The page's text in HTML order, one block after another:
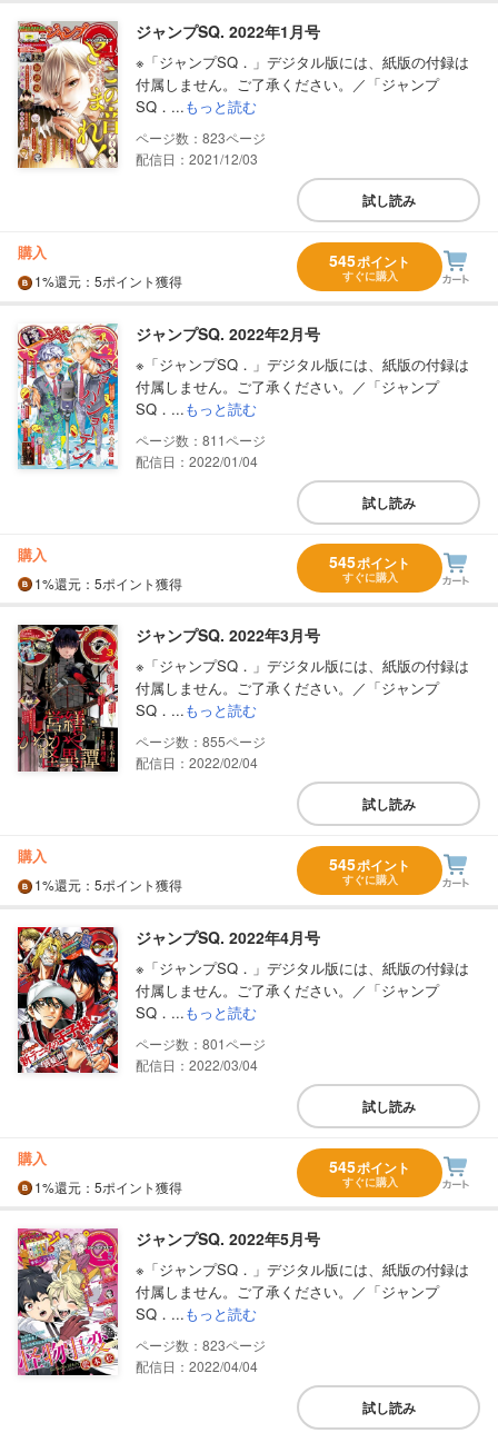
ジャンプSQ. 2022年1月号
※「ジャンプSQ．」デジタル版には、紙版の付録は
付属しません。ご了承ください。／「ジャンプ
SQ．...もっと読む
823
配信日：2021/12/03
試し読み
購入
1%還元 ：5ポイント獲得
545ポイント
すぐに購入
ジャンプSQ. 2022年2月号
※「ジャンプSQ．」デジタル版には、紙版の付録は
付属しません。ご了承ください。／「ジャンプ
SQ．...もっと読む
811
配信日：2022/01/04
試し読み
購入
1%還元 ：5ポイント獲得
545ポイント
すぐに購入
ジャンプSQ. 2022年3月号
※「ジャンプSQ．」デジタル版には、紙版の付録は
付属しません。ご了承ください。／「ジャンプ
SQ．...もっと読む
855
配信日：2022/02/04
試し読み
購入
1%還元 ：5ポイント獲得
545ポイント
すぐに購入
ジャンプSQ. 2022年4月号
※「ジャンプSQ．」デジタル版には、紙版の付録は
付属しません。ご了承ください。／「ジャンプ
SQ．...もっと読む
801
配信日：2022/03/04
試し読み
購入
1%還元 ：5ポイント獲得
545ポイント
すぐに購入
ジャンプSQ. 2022年5月号
※「ジャンプSQ．」デジタル版には、紙版の付録は
付属しません。ご了承ください。／「ジャンプ
SQ．...もっと読む
823
配信日：2022/04/04
試し読み